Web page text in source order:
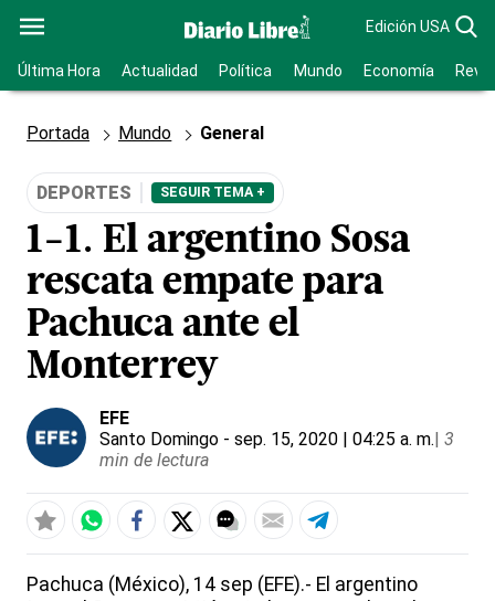
Edición USA
Última Hora Actualidad Política Mundo Economía
Portada Mundo General
DEPORTES SEGUIR TEMA +
1-1. El argentino Sosa
rescata empate para
Pachuca ante el
Monterrey
EFE
Santo Domingo - sep. 15, 2020 | 04:25 a. m.| 3
min de lectura
Pachuca (México), 14 sep (EFE).- El argentino